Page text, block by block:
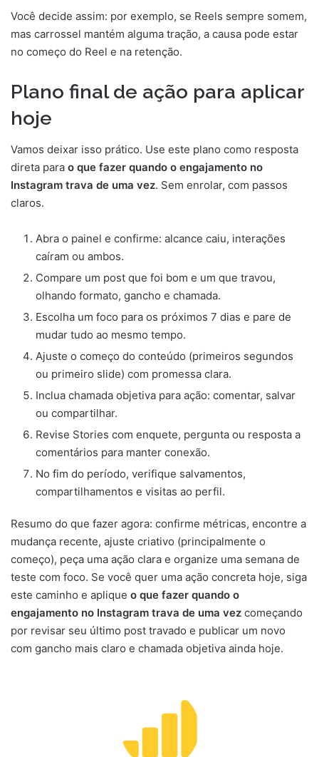
Você decide assim: por exemplo, se Reels sempre somem,
mas carrossel mantém alguma tração, a causa pode estar
no começo do Reel e na retenção.
Plano final de ação para aplicar
hoje
Vamos deixar isso prático. Use este plano como resposta
direta para o que fazer quando o engajamento no
Instagram trava de uma vez. Sem enrolar, com passos
claros.
Abra o painel e confirme: alcance caiu, interações
caíram ou ambos.
Compare um post que foi bom e um que travou,
olhando formato, gancho e chamada.
Escolha um foco para os próximos 7 dias e pare de
mudar tudo ao mesmo tempo.
Ajuste o começo do conteúdo (primeiros segundos
ou primeiro slide) com promessa clara.
Inclua chamada objetiva para ação: comentar, salvar
ou compartilhar.
Revise Stories com enquete, pergunta ou resposta a
comentários para manter conexão.
No fim do período, verifique salvamentos,
compartilhamentos e visitas ao perfil.
Resumo do que fazer agora: confirme métricas, encontre a
mudança recente, ajuste criativo (principalmente o
começo), peça uma ação clara e organize uma semana de
teste com foco. Se você quer uma ação concreta hoje, siga
este caminho e aplique o que fazer quando o
engajamento no Instagram trava de uma vez começando
por revisar seu último post travado e publicar um novo
com gancho mais claro e chamada objetiva ainda hoje.